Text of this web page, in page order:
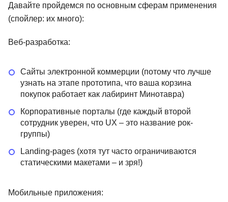
Давайте пройдемся по основным сферам применения
(спойлер: их много):
Веб-разработка:
Сайты электронной коммерции (потому что лучше
узнать на этапе прототипа, что ваша корзина
покупок работает как лабиринт Минотавра)
Корпоративные порталы (где каждый второй
сотрудник уверен, что UX – это название рок-
группы)
Landing-pages (хотя тут часто ограничиваются
статическими макетами – и зря!)
Мобильные приложения: